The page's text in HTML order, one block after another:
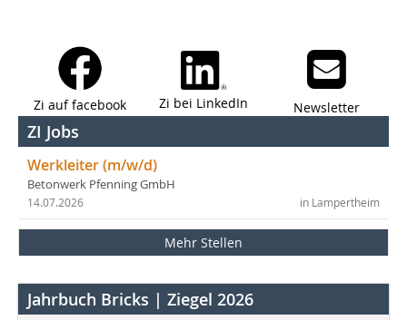
Zi auf facebook Zi bei LinkedIn Newsletter
ZI Jobs
Werkleiter (m/w/d)
Betonwerk Pfenning GmbH
in Lampertheim
14.07.2026
Mehr Stellen
Jahrbuch Bricks | Ziegel 2026